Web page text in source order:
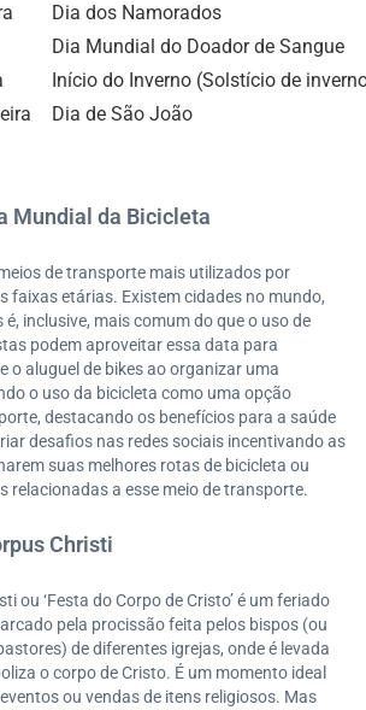
Dia dos Namorados
Dia Mundial do Doador de Sangue
Início do Inverno (Solstício de
Dia de São João
Mundial da Bicicleta
de transporte mais utilizados por
faixas etárias. Existem cidades no mundo,
inclusive, mais comum do que o uso de
podem aproveitar essa data para
o aluguel de bikes ao organizar uma
o uso da bicicleta como uma opção
destacando os benefícios para a saúde
desafios nas redes sociais incentivando as
suas melhores rotas de bicicleta ou
relacionadas a esse meio de transporte.
Christi
ou ‘Festa do Corpo de Cristo’ é um feriado
pela procissão feita pelos bispos (ou
de diferentes igrejas, onde é levada
o corpo de Cristo. É um momento ideal
ou vendas de itens religiosos. Mas